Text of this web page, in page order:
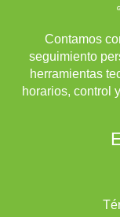
Contamos
seguimiento
herramientas
horarios, control